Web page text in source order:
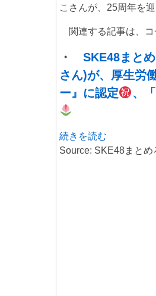
こさんが、25周年を迎
関連する記事は
・ SKE48まと
さん)が、厚生労
ー』に認定
、
続きを読む
Source: SKE48まとめ